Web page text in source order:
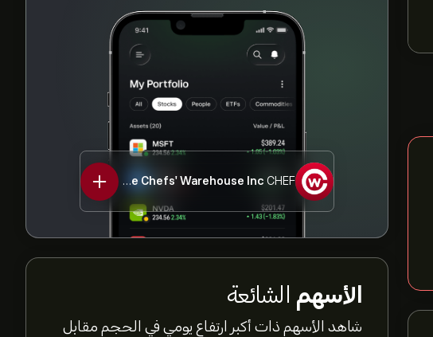
The Chefs' Warehouse Inc CHEF
الأسهم الشائعة
شاهد الأسهم ذات أكبر ارتفاع يومي في الحجم مقابل